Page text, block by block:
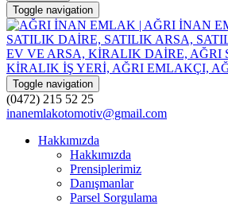
Toggle navigation
Toggle navigation
(0472) 215 52 25
inanemlakotomotiv@gmail.com
Hakkımızda
Hakkımızda
Prensiplerimiz
Danışmanlar
Parsel Sorgulama